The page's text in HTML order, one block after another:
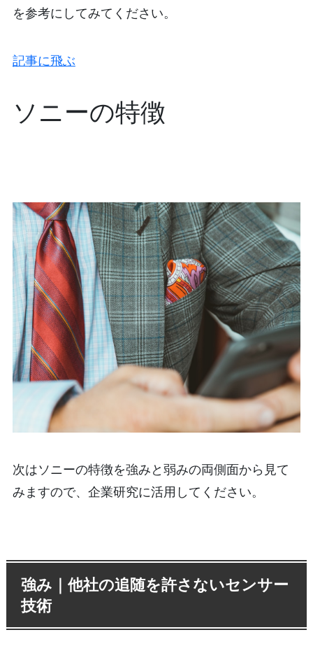
を参考にしてみてください。
記事に飛ぶ
ソニーの特徴
次はソニーの特徴を強みと弱みの両側面から見て
みますので、企業研究に活用してください。
強み｜他社の追随を許さないセンサー
技術